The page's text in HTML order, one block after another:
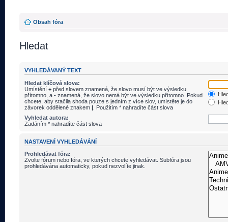
Obsah fóra
Hledat
VYHLEDÁVANÝ TEXT
Hledat klíčová slova:
Umístění + před slovem znamená, že slovo musí být ve výsledku
přítomno, a - znamená, že slovo nemá být ve výsledku přítomno. Pokud
chcete, aby stačila shoda pouze s jedním z více slov, umístěte je do
závorek oddělené znakem | . Použitím * nahradíte část slova
Vyhledat autora:
Zadáním * nahradíte část slova
NASTAVENÍ VYHLEDÁVÁNÍ
Prohledávat fóra:
Zvolte fórum nebo fóra, ve kterých chcete vyhledávat. Subfóra jsou
prohledávána automaticky, pokud nezvolíte jinak.